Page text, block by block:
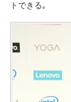
トできる｡